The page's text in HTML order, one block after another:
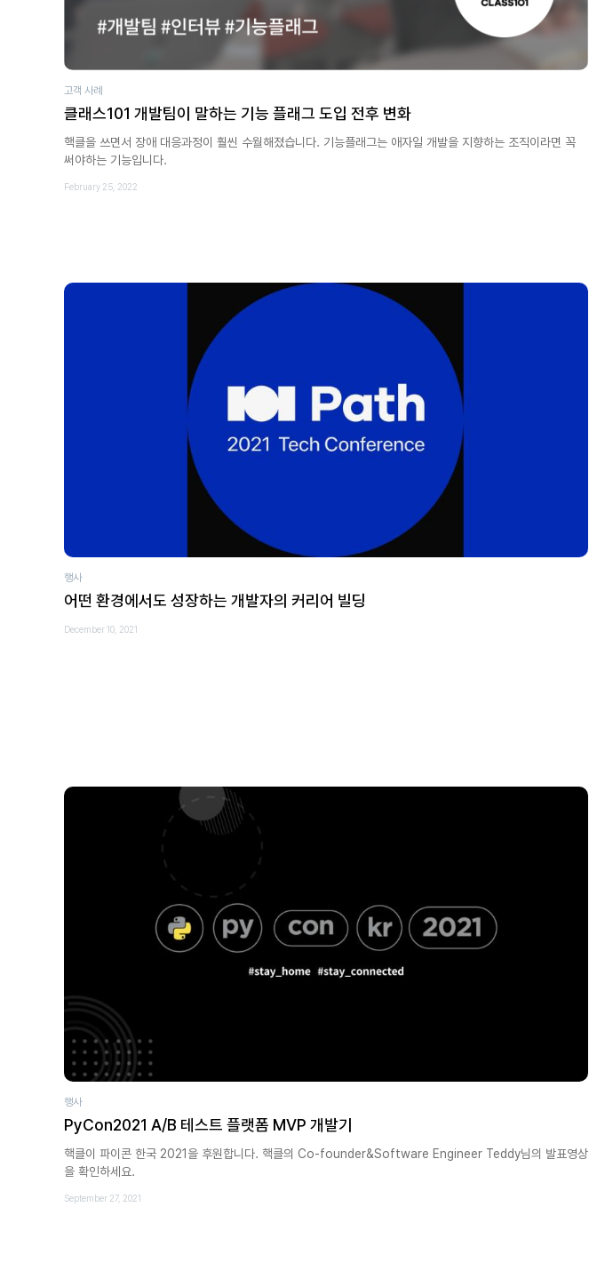
고객 사례
클래스101 개발팀이 말하는 기능 플래그 도입 전후 변화
핵클을 쓰면서 장애 대응과정이 훨씬 수월해졌습니다. 기능플래그는 애자일 개발을 지향하는 조직이라면 꼭
써야하는 기능입니다.
February 25, 2022
행사
어떤 환경에서도 성장하는 개발자의 커리어 빌딩
December 10, 2021
행사
PyCon2021 A/B 테스트 플랫폼 MVP 개발기
핵클이 파이콘 한국 2021을 후원합니다. 핵클의 Co-founder&Software Engineer Teddy님의 발표영상
을 확인하세요.
September 27, 2021